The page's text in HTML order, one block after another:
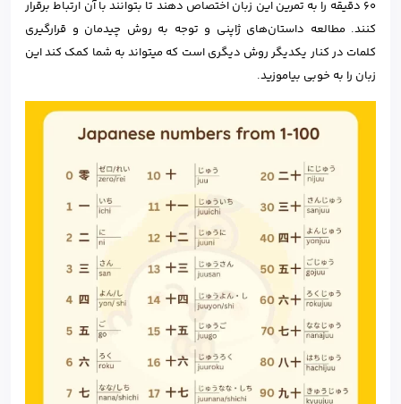
60 دقیقه را به تمرین این زبان اختصاص دهند تا بتوانند با آن ارتباط برقرار
کنند. مطالعه داستان‌های ژاپنی و توجه به روش چیدمان و قرارگیری
کلمات در کنار یکدیگر روش دیگری است که می‎تواند به شما کمک کند این
زبان را به خوبی بیاموزید.